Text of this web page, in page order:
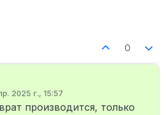
0
2025 г., 15:57
производится, только